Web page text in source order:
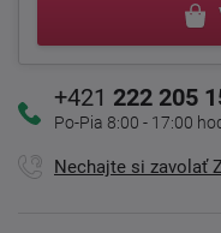
+421 222 205
Po-Pia 8:00 - 17:00
Nechajte si zavolať